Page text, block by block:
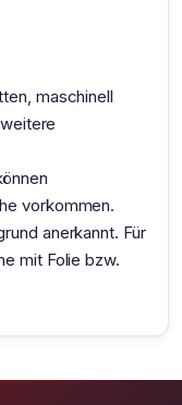
maschinell
vorkommen.
anerkannt. Für
mit Folie bzw.